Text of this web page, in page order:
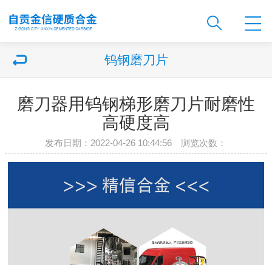
钨钢磨刀片
磨刀器用钨钢梯形磨刀片耐磨性
高硬度高
发布日期：2022-04-26 10:44:56 浏览次数：